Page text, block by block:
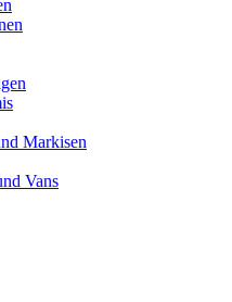
Markisen
Vans